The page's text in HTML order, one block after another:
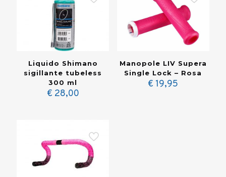
Liquido Shimano
sigillante tubeless
300 ml
€ 28,00
Manopole LIV Supera
Single Lock – Rosa
€ 19,95